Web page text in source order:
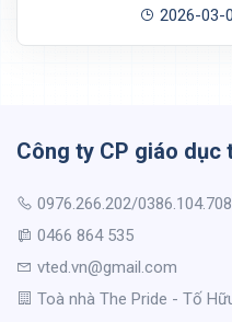
2026-03-
Công ty CP giáo dục
0976.266.202/0386.104.708
0466 864 535
vted.vn@gmail.com
Toà nhà The Pride - Tố